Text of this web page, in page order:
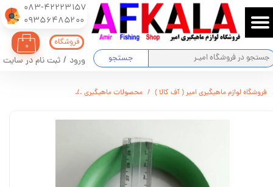
083-42223157
​​​​​​​09356485200
جستجو
۰
ورود / ثبت نام در سایت
حساب کاربری من
تغییر گذر واژه
فروشگاه
فروشگاه لوازم ماهیگیری امیر ( آف کالا ) محصولات ماهیگیری